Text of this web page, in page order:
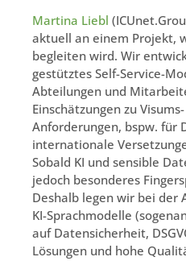
Martina Liebl
aktuell an einem Projekt,
begleiten wird. Wir
gestütztes Self-Service-
Abteilungen und
Einschätzungen zu
Anforderungen, bspw. für
internationale
Sobald KI und sensible
jedoch besonderes
Deshalb legen wir bei der
KI-Sprachmodelle
auf Datensicherheit,
Lösungen und hohe